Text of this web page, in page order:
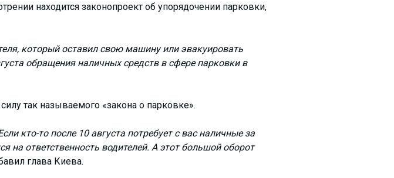
находится законопроект об упорядочении парковки,
который оставил свою машину или эвакуировать
обращения наличных средств в сфере парковки в
так называемого «закона о парковке».
кто-то после 10 августа потребует с вас наличные за
ответственность водителей. А этот большой оборот
глава Киева.